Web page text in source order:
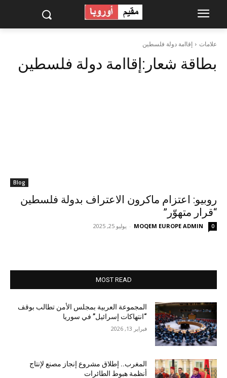
علامات إقاامة دولة فلسطين
بطاقة شعار:إقاامة دولة فلسطين
Blog
روبيو: اعتزام ماكرون الاعتراف بدولة فلسطين
“قرار متهوّر”
MOQEM EUROPE ADMIN
- يوليو 25, 2025 0
MOST READ
المجموعة العربية بمجلس الأمن تطالب بوقف
“انتهاكات إسرائيل” في سوريا
فبراير 13, 2026
المغرب.. إطلاق مشروع إنجاز مصنع لإنتاج
أنظمة هبوط الطائرات